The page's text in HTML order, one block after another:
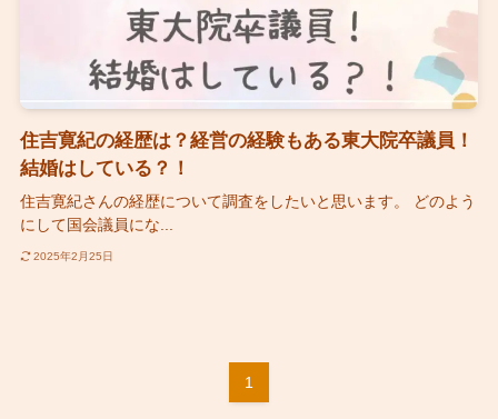
住吉寛紀の経歴は？経営の経験もある東大院卒議員！
結婚はしている？！
住吉寛紀さんの経歴について調査をしたいと思います。 どのよう
にして国会議員にな...
2025年2月25日
1